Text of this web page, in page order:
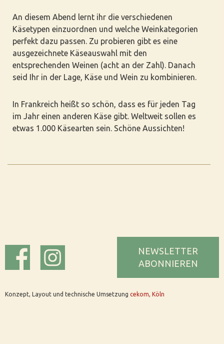
An diesem Abend lernt ihr die verschiedenen
Käsetypen einzuordnen und welche Weinkategorien
perfekt dazu passen. Zu probieren gibt es eine
ausgezeichnete Käseauswahl mit den
entsprechenden Weinen (acht an der Zahl). Danach
seid Ihr in der Lage, Käse und Wein zu kombinieren.
In Frankreich heißt so schön, dass es für jeden Tag
im Jahr einen anderen Käse gibt. Weltweit sollen es
etwas 1.000 Käsearten sein. Schöne Aussichten!
Konzept, Layout und technische Umsetzung cekom, Köln
NEWSLETTER
ABONNIEREN